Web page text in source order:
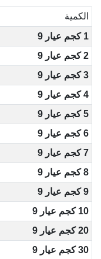
الكمية
1 كجم عيار 9
2 كجم عيار 9
3 كجم عيار 9
4 كجم عيار 9
5 كجم عيار 9
6 كجم عيار 9
7 كجم عيار 9
8 كجم عيار 9
9 كجم عيار 9
10 كجم عيار 9
20 كجم عيار 9
30 كجم عيار 9